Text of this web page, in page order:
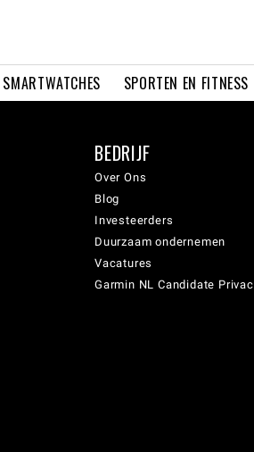
SMARTWATCHES SPORTEN EN FITNESS
BEDRIJF
Over Ons
Blog
Investeerders
Duurzaam ondernemen
Vacatures
Garmin NL Candidate